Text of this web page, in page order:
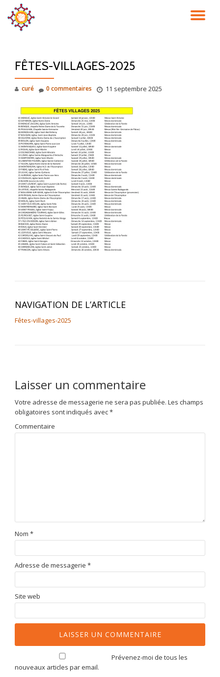
Aller
FÊTES-VILLAGES-2025
curé 11 septembre 2025
0 commentaires
NAVIGATION DE L’ARTICLE
Fêtes-villages-2025
Laisser un commentaire
Votre adresse de messagerie ne sera pas publiée. Les champs
obligatoires sont indiqués avec*
Commentaire
Nom *
Adresse de messagerie *
Site web
Prévenez-moi de tous les
nouveaux articles par email.